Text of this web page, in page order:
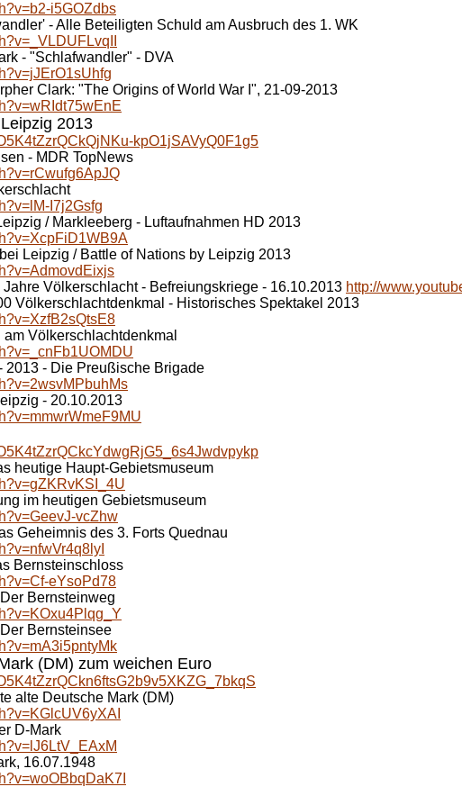
i5GOZdbs
- Alle Beteiligten Schuld am Ausbruch des 1. WK
- "Schlafwandler" - DVA
Clark: "The Origins of World War I", 21-09-2013
2013
kpO1jSAVyQ0F1g5
- MDR TopNews
I7j2Gsfg
/ Markleeberg - Luftaufnahmen HD 2013
Leipzig / Battle of Nations by Leipzig 2013
Völkerschlacht - Befreiungskriege - 16.10.2013 http://
Völkerschlachtdenkmal - Historisches Spektakel 2013
Völkerschlachtdenkmal
- Die Preußische Brigade
- 20.10.2013
heutige Haupt-Gebietsmuseum
im heutigen Gebietsmuseum
vcZhw
Geheimnis des 3. Forts Quednau
Bernsteinschloss
eYsoPd78
Bernsteinweg
Bernsteinsee
(DM) zum weichen Euro
alte Deutsche Mark (DM)
D-Mark
16.07.1948